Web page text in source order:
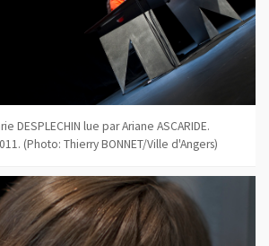
DESPLECHIN lue par Ariane ASCARIDE.
(Photo: Thierry BONNET/Ville d'Angers)